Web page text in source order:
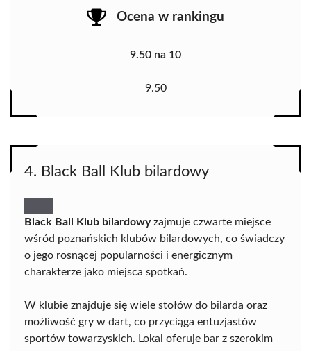
Ocena w rankingu
9.50 na 10
9.50
4. Black Ball Klub bilardowy
Black Ball Klub bilardowyzajmuje czwarte miejsce
wśród poznańskich klubów bilardowych, co świadczy
o jego rosnącej popularności i energicznym
charakterze jako miejsca spotkań.
W klubie znajduje się wiele stołów do bilarda oraz
możliwość gry w dart, co przyciąga entuzjastów
sportów towarzyskich. Lokal oferuje bar z szerokim